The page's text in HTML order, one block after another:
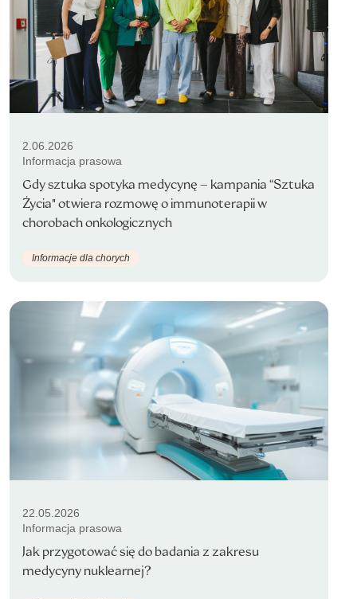
2.06.2026
Informacja prasowa
Gdy sztuka spotyka medycynę – kampania “Sztuka
Życia" otwiera rozmowę o immunoterapii w
chorobach onkologicznych
Informacje dla chorych
22.05.2026
Informacja prasowa
Jak przygotować się do badania z zakresu
medycyny nuklearnej?